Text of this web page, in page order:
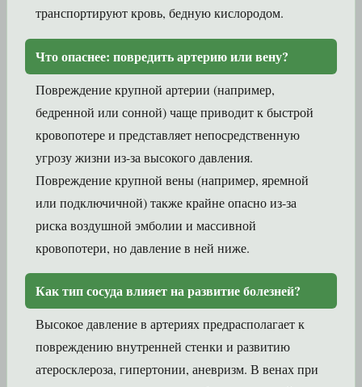
транспортируют кровь, бедную кислородом.
Что опаснее: повредить артерию или вену?
Повреждение крупной артерии (например,
бедренной или сонной) чаще приводит к быстрой
кровопотере и представляет непосредственную
угрозу жизни из-за высокого давления.
Повреждение крупной вены (например, яремной
или подключичной) также крайне опасно из-за
риска воздушной эмболии и массивной
кровопотери, но давление в ней ниже.
Как тип сосуда влияет на развитие болезней?
Высокое давление в артериях предрасполагает к
повреждению внутренней стенки и развитию
атеросклероза, гипертонии, аневризм. В венах при